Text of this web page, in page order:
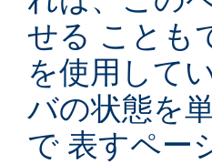
せる ことも
を使用して
バの状態を
で 表すペー